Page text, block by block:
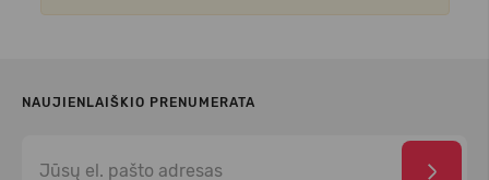
NAUJIENLAIŠKIO PRENUMERATA